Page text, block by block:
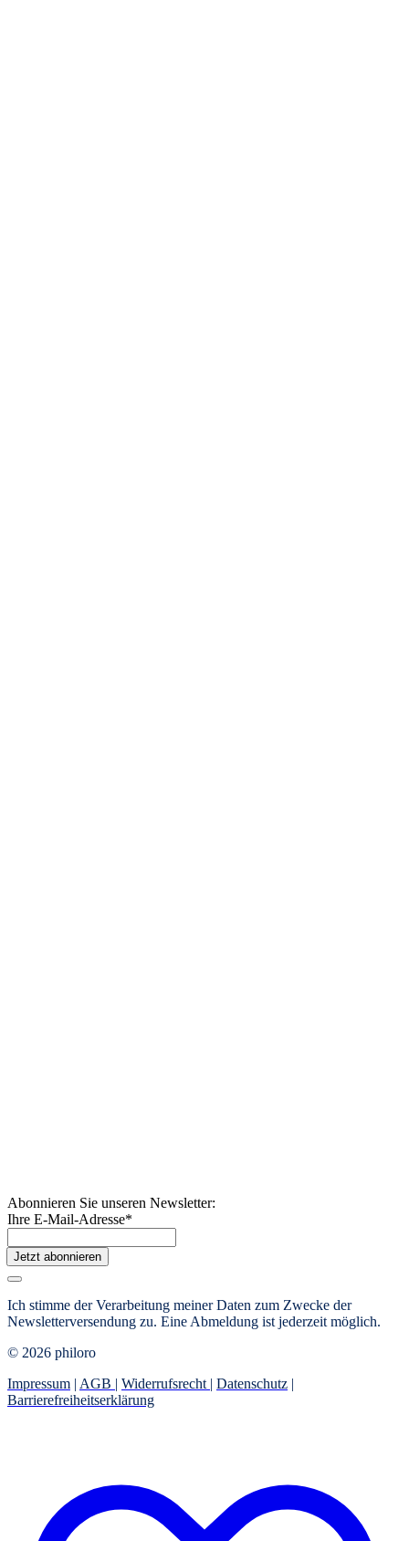
Abonnieren Sie unseren Newsletter:
Ihre E-Mail-Adresse*
Jetzt abonnieren
Ich stimme der Verarbeitung meiner Daten zum Zwecke der
Newsletterversendung zu. Eine Abmeldung ist jederzeit möglich.
© 2026 philoro
Impressum | AGB | Widerrufsrecht | Datenschutz |
Barrierefreiheitserklärung